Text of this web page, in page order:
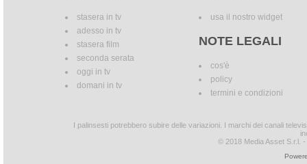
stasera in tv
adesso in tv
stasera film
seconda serata
oggi in tv
domani in tv
usa il nostro widget
NOTE LEGALI
cos'è
policy
termini e condizioni
I palinsesti potrebbero subire delle variazioni. I marchi dei canali
© 2018 Media Asset S.r.l.